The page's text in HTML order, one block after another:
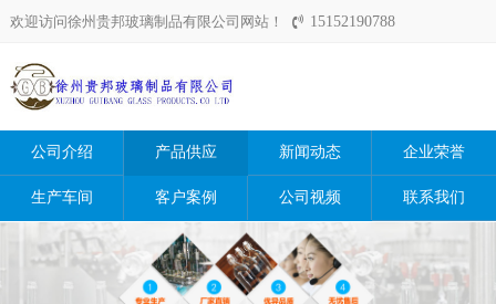
欢迎访问徐州贵邦玻璃制品有限公司网站！ 15152190788
公司介绍 产品供应 新闻动态 企业荣誉
生产车间 客户案例 公司视频 联系我们